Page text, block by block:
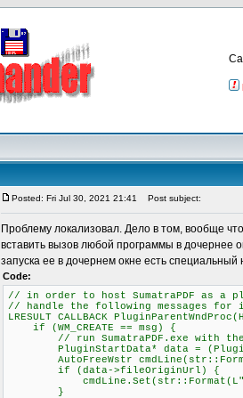
Posted: Fri Jul 30, 2021 21:41 Post subject:
Проблему локализовал. Дело в том, вообще
вставить вызов любой программы в дочернее
запуска ее в дочернем окне есть
Code:
// in order to host SumatraPDF as a
// handle the following messages
LRESULT CALLBACK
if (WM_CREATE == msg) {
// run SumatraPDF.exe with the -
PluginStartData* data =
AutoFreeWstr
if (data->fileOriginUrl) {
cmdLine.Set(str::Format(L"-
}